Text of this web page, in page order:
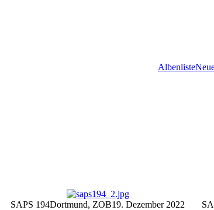
Albenliste
SAPS 194Dortmund, ZOB19. Dezember 2022